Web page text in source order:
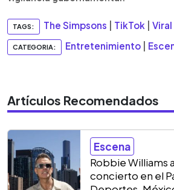
TAGS: The Simpsons TikTok Viral
CATEGORIA: Entretenimiento
Artículos Recomendados
Escena
Robbie Williams
concierto en el